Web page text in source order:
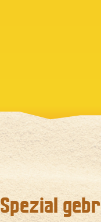
Spezial